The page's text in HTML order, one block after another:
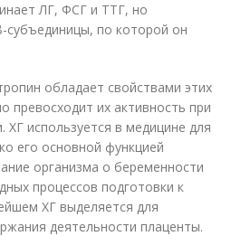
ЛГ, ФСГ и ТТГ, но
субъединицы, по которой он
обладает свойствами этих
превосходит их активность при
ХГ используется в медицине для
его основной функцией
организма о беременности
процессов подготовки к
ХГ выделяется для
деятельности плаценты.